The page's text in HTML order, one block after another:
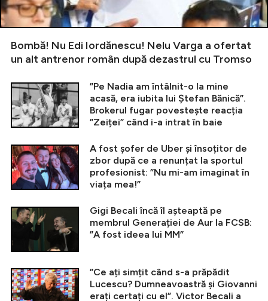
Bombă! Nu Edi Iordănescu! Nelu Varga a ofertat
un alt antrenor român după dezastrul cu Tromso
”Pe Nadia am întâlnit-o la mine
acasă, era iubita lui Ștefan Bănică”.
Brokerul fugar povestește reacția
”Zeiței” când i-a intrat în baie
A fost șofer de Uber și însoțitor de
zbor după ce a renunțat la sportul
profesionist: ”Nu mi-am imaginat în
viața mea!”
Gigi Becali încă îl așteaptă pe
membrul Generației de Aur la FCSB:
”A fost ideea lui MM”
”Ce ați simțit când s-a prăpădit
Lucescu? Dumneavoastră și Giovanni
erați certați cu el”. Victor Becali a